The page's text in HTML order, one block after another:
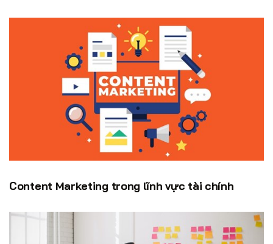
Content Marketing trong lĩnh vực tài chính